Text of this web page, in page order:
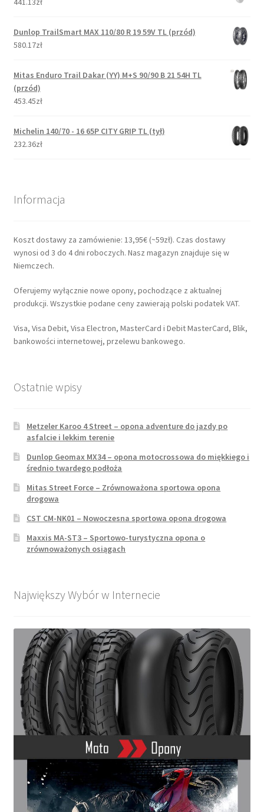
Dunlop TrailSmart MAX 110/80 R 19 59V TL (przód)
580.17zł
Mitas Enduro Trail Dakar (YY) M+S 90/90 B 21 54H TL
(przód)
453.45zł
Michelin 140/70 - 16 65P CITY GRIP TL (tył)
232.36zł
Informacja
Koszt dostawy za zamówienie: 13,95€ (~59zł). Czas dostawy
wynosi od 3 do 4 dni roboczych. Nasz magazyn znajduje się w
Niemczech.
Oferujemy wyłącznie nowe opony, pochodzące z aktualnej
produkcji. Wszystkie podane ceny zawierają polski podatek VAT.
Visa, Visa Debit, Visa Electron, MasterCard i Debit MasterCard, Blik,
bankowości internetowej, przelewu bankowego.
Ostatnie wpisy
Metzeler Karoo 4 Street – opona adventure do jazdy po
asfalcie i lekkim terenie
Dunlop Geomax MX34 – opona motocrossowa do miękkiego i
średnio twardego podłoża
Mitas Street Force – Zrównoważona sportowa opona
drogowa
CST CM-NK01 – Nowoczesna sportowa opona drogowa
Maxxis MA-ST3 – Sportowo-turystyczna opona o
zrównoważonych osiągach
Największy Wybór w Internecie